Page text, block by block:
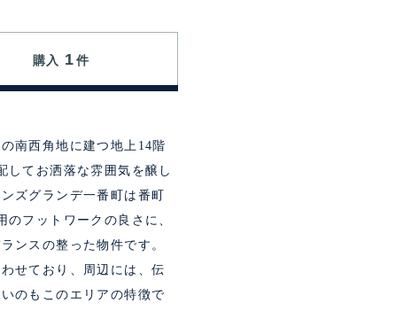
購入 1件
南西角地に建つ地上14階
してお洒落な雰囲気を醸し
ズグランデ一番町は番町
フットワークの良さに、
ンスの整った物件です。
せており、周辺には、伝
のもこのエリアの特徴で